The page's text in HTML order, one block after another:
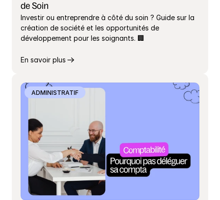
de Soin
Investir ou entreprendre à côté du soin ? Guide sur la
création de société et les opportunités de
développement pour les soignants. 🏢
En savoir plus
ADMINISTRATIF